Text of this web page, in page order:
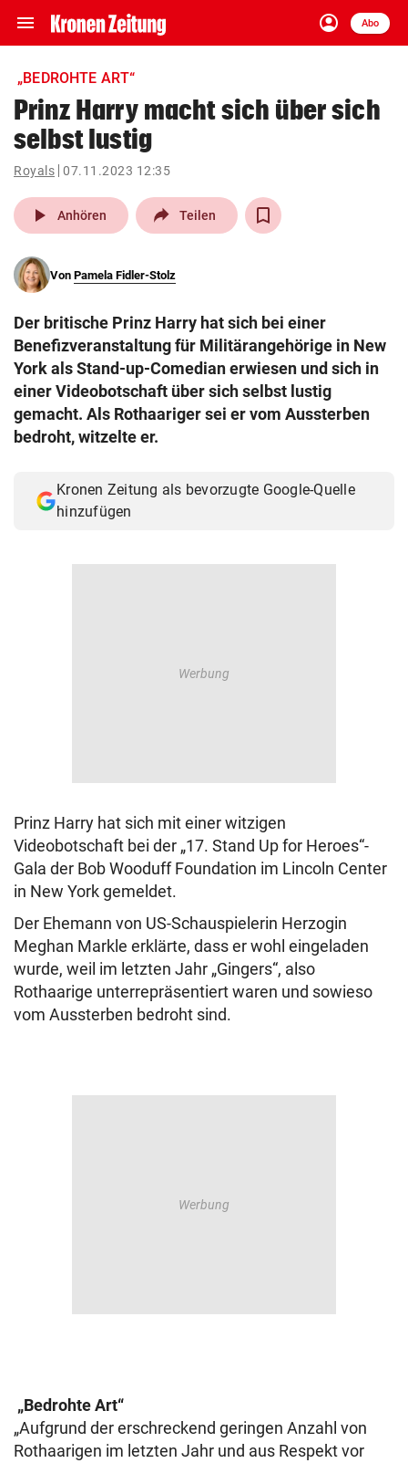
menu Navigation
ein-/ausklappen
account_circle
Anmelden
Abo
close Schließen
account_circle Anmelden
pin_drop
Wien arrow_right
search
eingeben
© Krone Multimedia GmbH & Co KG 2026
Muthgasse 2, 1190 Wien
„BEDROHTE ART“
Prinz Harry macht sich über sich
selbst lustig
Royals 07.11.2023 12:35
play_arrow Anhören Teilen
Von Pamela Fidler-Stolz
Der britische Prinz Harry hat sich bei einer
Benefizveranstaltung für Militärangehörige in New
York als Stand-up-Comedian erwiesen und sich in
einer Videobotschaft über sich selbst lustig
gemacht. Als Rothaariger sei er vom Aussterben
bedroht, witzelte er.
Kronen Zeitung als bevorzugte Google-Quelle
hinzufügen
Prinz Harry hat sich mit einer witzigen
Videobotschaft bei der „17. Stand Up for Heroes“-
Gala der Bob Wooduff Foundation im Lincoln Center
in New York gemeldet.
Der Ehemann von US-Schauspielerin Herzogin
Meghan Markle erklärte, dass er wohl eingeladen
wurde, weil im letzten Jahr „Gingers“, also
Rothaarige unterrepräsentiert waren und sowieso
vom Aussterben bedroht sind.
„Bedrohte Art“
„Aufgrund der erschreckend geringen Anzahl von
Rothaarigen im letzten Jahr und aus Respekt vor